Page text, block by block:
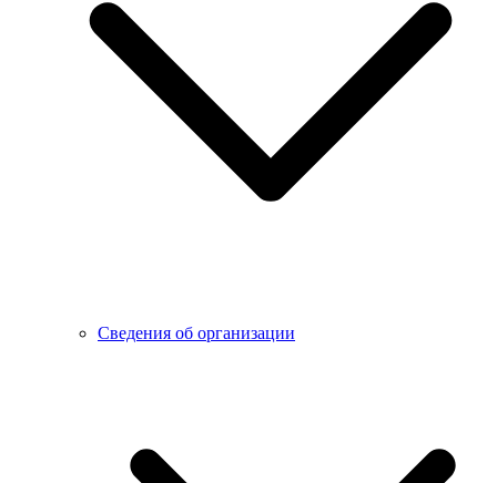
Сведения об организации